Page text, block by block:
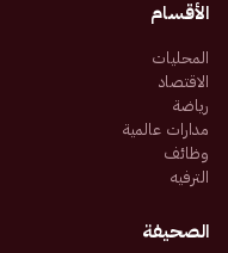
الأقسام
المحليات
الاقتصاد
رياضة
مدارات عالمية
وظائف
الترفيه
الصحيفة